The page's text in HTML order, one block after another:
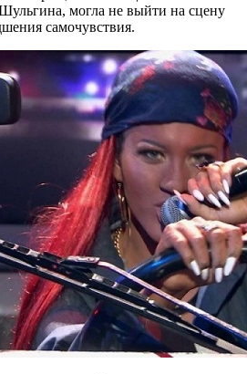
могла не выйти на сцену
самочувствия.